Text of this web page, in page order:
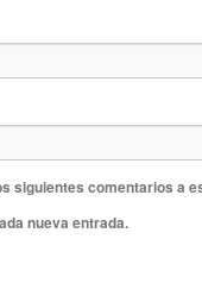
siguientes comentarios a
nueva entrada.